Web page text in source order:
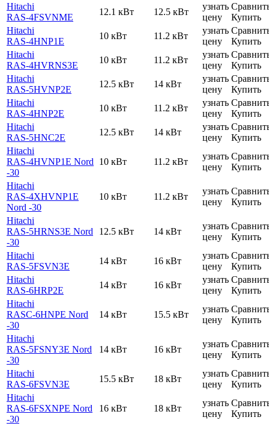
Hitachi
RAS-4FSVNME
12.1 кВт 12.5 кВт
узнать
цену
Купить
Hitachi
RAS-4HNP1E
10 кВт 11.2 кВт
узнать
цену
Купить
Hitachi
RAS-4HVRNS3E
10 кВт 11.2 кВт
узнать
цену
Купить
Hitachi
RAS-5HVNP2E
12.5 кВт 14 кВт
узнать
цену
Купить
Hitachi
RAS-4HNP2E
10 кВт 11.2 кВт
узнать
цену
Купить
Hitachi
RAS-5HNC2E
12.5 кВт 14 кВт
узнать
цену
Купить
Hitachi
RAS-4HVNP1E Nord
-30
10 кВт 11.2 кВт
узнать
цену
Купить
Hitachi
RAS-4XHVNP1E
Nord -30
10 кВт 11.2 кВт
узнать
цену
Купить
Hitachi
RAS-5HRNS3E Nord
-30
12.5 кВт 14 кВт
узнать
цену
Купить
Hitachi
RAS-5FSVN3E
14 кВт 16 кВт
узнать
цену
Купить
Hitachi
RAS-6HRP2E
14 кВт 16 кВт
узнать
цену
Купить
Hitachi
RASC-6HNPE Nord
-30
14 кВт 15.5 кВт
узнать
цену
Купить
Hitachi
RAS-5FSNY3E Nord
-30
14 кВт 16 кВт
узнать
цену
Купить
Hitachi
RAS-6FSVN3E
15.5 кВт 18 кВт
узнать
цену
Купить
Hitachi
RAS-6FSXNPE Nord
-30
16 кВт 18 кВт
узнать
цену
Купить